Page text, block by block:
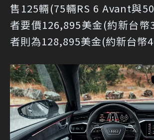
售125輛(75輛RS 6 Avant與
者要價126,895美金(約新台幣
者則為128,895美金(約新台幣